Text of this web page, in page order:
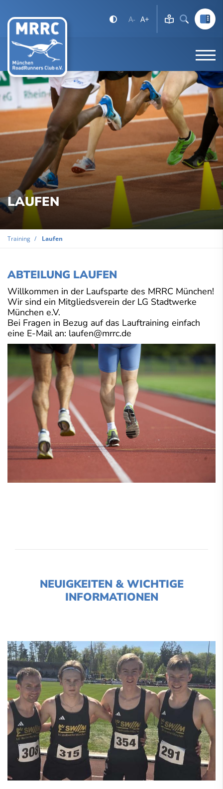
A- A+
LAUFEN
Training Laufen
ABTEILUNG LAUFEN
Willkommen in der Laufsparte des MRRC München!
Wir sind ein Mitgliedsverein der LG Stadtwerke
München e.V.
Bei Fragen in Bezug auf das Lauftraining einfach
eine E-Mail an: laufen@mrrc.de
NEUIGKEITEN & WICHTIGE
INFORMATIONEN